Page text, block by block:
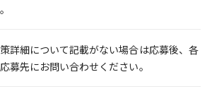
詳細について記載がない場合は応募後、各
募先にお問い合わせください。